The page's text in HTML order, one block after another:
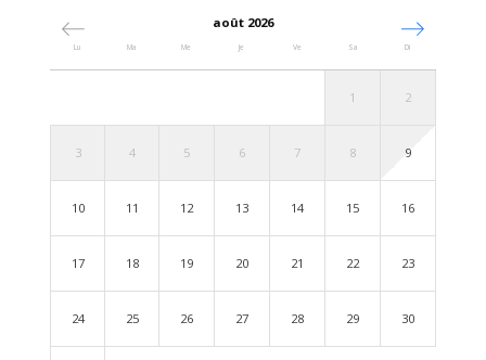
août 2026
Lu Ma Me Je Ve Sa Di
1 2
3 4 5 6 7 8 9
10 11 12 13 14 15 16
17 18 19 20 21 22 23
24 25 26 27 28 29 30